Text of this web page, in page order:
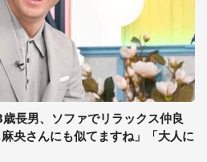
長男、ソファでリラックス仲良
央さんにも似てますね」「大人に